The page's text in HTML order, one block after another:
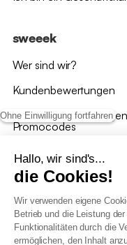
Ohne Einwilligung fortfahren
Hallo, wir sind's...
die Cookies!
Wir verwenden eigene
Betrieb und die Leistung
Funktionalitäten durch die
ermöglichen, den Inhalt
sweeek
Wer sind wir?
Kundenbewertungen
Promocodes
Bewertungen von
Unsere Geschäfte